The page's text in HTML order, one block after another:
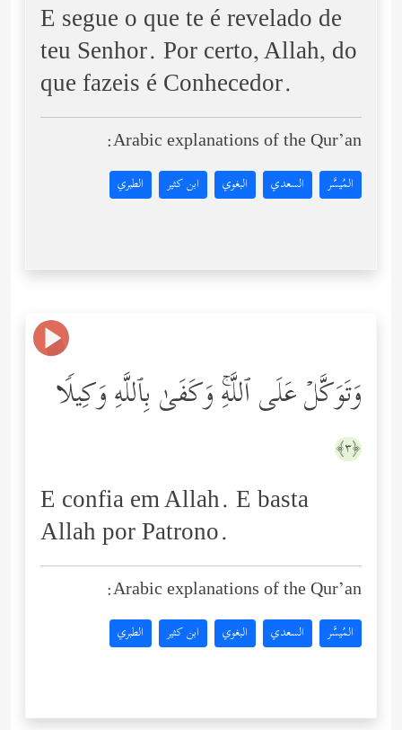
E segue o que te é revelado de
teu Senhor. Por certo, Allah, do
que fazeis é Conhecedor.
Arabic explanations of the Qur’an:
المُيسَّر السعدي البغوي ابن كثير الطبري
وَتَوَكَّلۡ عَلَى ٱللَّهِۚ وَكَفَىٰ بِٱللَّهِ وَكِیلࣰا
﴿٣﴾
E confia em Allah. E basta
Allah por Patrono.
Arabic explanations of the Qur’an:
المُيسَّر السعدي البغوي ابن كثير الطبري